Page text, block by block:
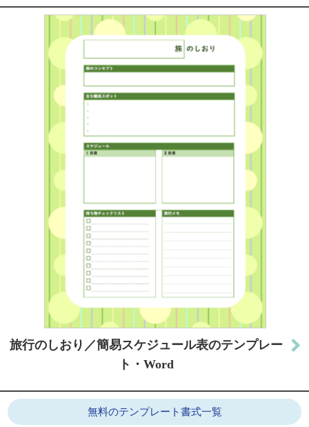
旅行のしおり／簡易スケジュール表のテンプレー
ト・Word
無料のテンプレート書式一覧